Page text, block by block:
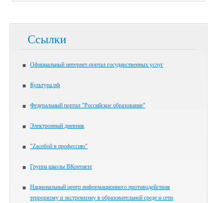
Ссылки
Официальный интернет-портал государственных услуг
Культура.рф
Федеральный портал "Российское образование"
Электронный дневник
"Zасобой в профессию"
Группа школы ВКонтакте
Национальный центр информационного противодействия
терроризму и экстремизму в образовательной среде и сети